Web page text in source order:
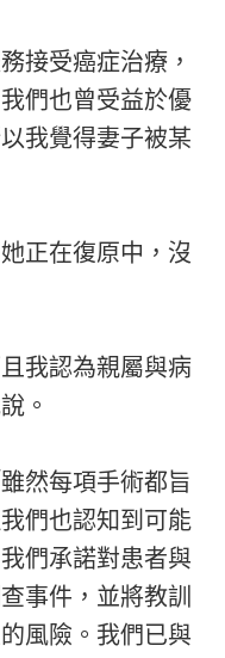
接受癌症治療，
們也曾受益於優
我覺得妻子被某
正在復原中，沒
我認為親屬與病
。
然每項手術都旨
們也認知到可能
們承諾對患者與
事件，並將教訓
風險。我們已與